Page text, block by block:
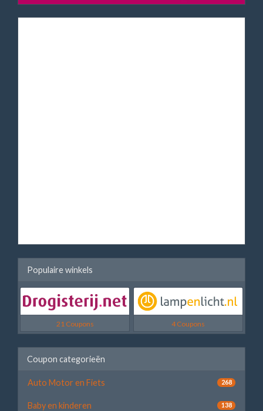
Populaire winkels
21 Coupons 4 Coupons
Coupon categorieën
Auto Motor en Fiets 268
Baby en kinderen 138